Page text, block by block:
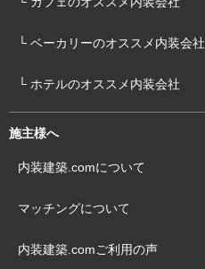
└ ベーカリーのオススメ内装会社
└ ホテルのオススメ内装会社
施主様へ
内装建築.comについて
マッチングについて
内装建築.comご利用の声